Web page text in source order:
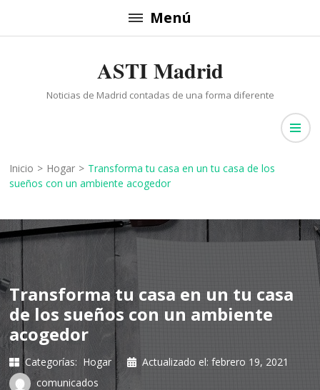
al
Menú
ASTI Madrid
Noticias de Madrid contadas de una forma diferente
Inicio > Hogar > Transforma tu casa en un tu casa de los
sueños con un ambiente acogedor
Transforma tu casa en un tu casa
de los sueños con un ambiente
acogedor
Categorías: Hogar Actualizado el: febrero 19, 2021
comunicados